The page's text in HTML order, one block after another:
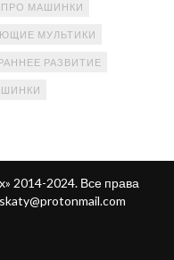
ПРО МАШИНКИ
МУЛЬТИКИ
РАЗВИТИЕ
2014-2024. Все права